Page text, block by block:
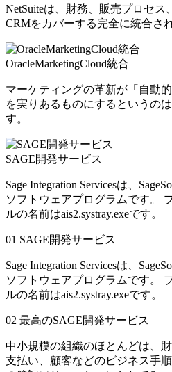
NetSuiteは、財務、販売プロセス
CRMをカバーする完全に統合さ
OracleMarketingCloud統合
マーケティングの革新が「自動
を実りあるものにするというの
す。
SAGE開発サービス
Sage Integration Servicesは、
ソフトウェアプログラムです。
ルの名前はais2.systray.exeです。
01 SAGE開発サービス
Sage Integration Servicesは、
ソフトウェアプログラムです。
ルの名前はais2.systray.exeです。
02 最高のSAGE開発サービス
中小規模の組織のほとんどは、
支払い、顧客などのビジネス手